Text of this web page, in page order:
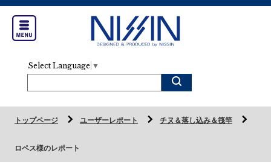
Select Language ▼
トップページ ユーザーレポート チヌ＆落し込み＆筏竿
ロペス様のレポート